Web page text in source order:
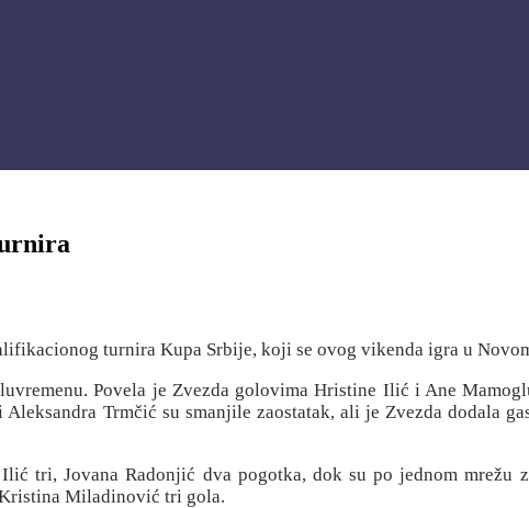
turnira Kupa Srbije, koji se ovog vikenda igra u
Povela je Zvezda golovima Hristine Ilić i Ane
Trmčić su smanjile zaostatak, ali je Zvezda dodala
tri, Jovana Radonjić dva pogotka, dok su po jednom mrežu
Miladinović tri gola.